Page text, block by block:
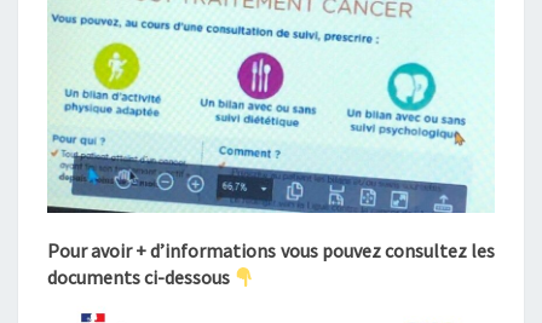
C
E
R
Pour avoir + d’informations vous pouvez consultez les
documents ci-dessous